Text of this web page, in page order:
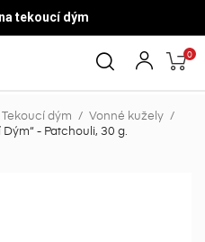
tekoucí dým
0
Tekoucí dým
Vonné kužely
- Patchouli, 30 g.